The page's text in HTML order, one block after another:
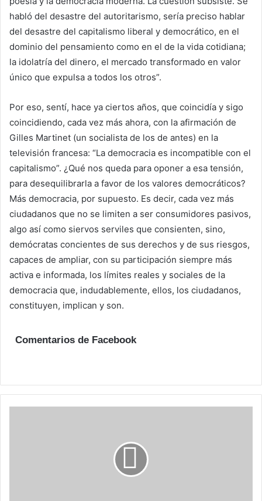
habló del desastre del autoritarismo, sería preciso hablar
del desastre del capitalismo liberal y democrático, en el
dominio del pensamiento como en el de la vida cotidiana;
la idolatría del dinero, el mercado transformado en valor
único que expulsa a todos los otros”.
Por eso, sentí, hace ya ciertos años, que coincidía y sigo
coincidiendo, cada vez más ahora, con la afirmación de
Gilles Martinet (un socialista de los de antes) en la
televisión francesa: “La democracia es incompatible con el
capitalismo”. ¿Qué nos queda para oponer a esa tensión,
para desequilibrarla a favor de los valores democráticos?
Más democracia, por supuesto. Es decir, cada vez más
ciudadanos que no se limiten a ser consumidores pasivos,
algo así como siervos serviles que consienten, sino,
demócratas concientes de sus derechos y de sus riesgos,
capaces de ampliar, con su participación siempre más
activa e informada, los límites reales y sociales de la
democracia que, indudablemente, ellos, los ciudadanos,
constituyen, implican y son.
Comentarios de Facebook